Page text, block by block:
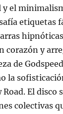
el
etiquetas
corazón y
de
la
El disco
colectivas